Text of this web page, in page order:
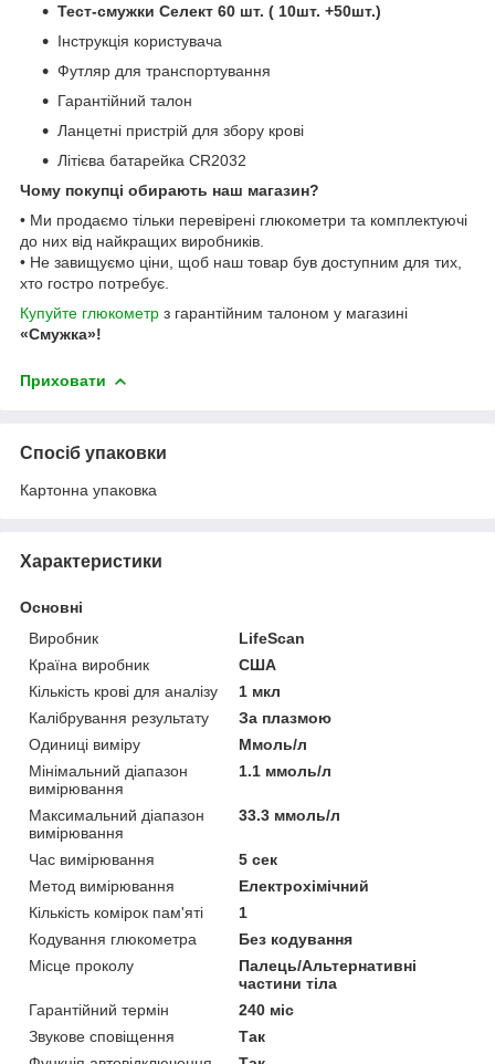
Тест-смужки Селект 60 шт. ( 10шт. +50шт.)
Інструкція користувача
Футляр для транспортування
Гарантійний талон
Ланцетні пристрій для збору крові
Літієва батарейка CR2032
Чому покупці обирають наш магазин?
• Ми продаємо тільки перевірені глюкометри та комплектуючі
до них від найкращих виробників.
• Не завищуємо ціни, щоб наш товар був доступним для тих,
хто гостро потребує.
Купуйте глюкометр з гарантійним талоном у магазині
«Смужка»!
Приховати
Спосіб упаковки
Картонна упаковка
Характеристики
Основні
Виробник
LifeScan
Країна виробник
США
Кількість крові для аналізу
1 мкл
Калібрування результату
За плазмою
Одиниці виміру
Ммоль/л
Мінімальний діапазон
вимірювання
1.1 ммоль/л
Максимальний діапазон
вимірювання
33.3 ммоль/л
Час вимірювання
5 сек
Метод вимірювання
Електрохімічний
Кількість комірок пам'яті
1
Кодування глюкометра
Без кодування
Місце проколу
Палець/Альтернативні
частини тіла
Гарантійний термін
240 міс
Звукове сповіщення
Так